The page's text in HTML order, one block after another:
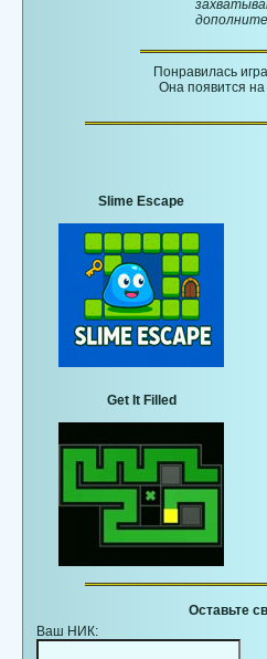
Понравилась игра
Она появится
Slime Escape
Get It Filled
Оставьте
Ваш НИК: